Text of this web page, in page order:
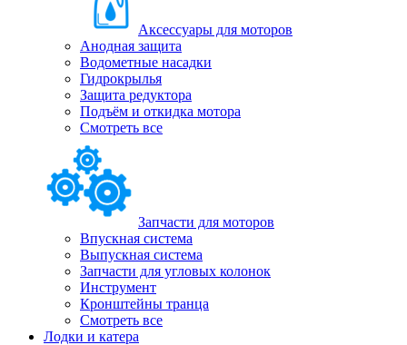
Аксессуары для моторов
Анодная защита
Водометные насадки
Гидрокрылья
Защита редуктора
Подъём и откидка мотора
Смотреть все
Запчасти для моторов
Впускная система
Выпускная система
Запчасти для угловых колонок
Инструмент
Кронштейны транца
Смотреть все
Лодки и катера